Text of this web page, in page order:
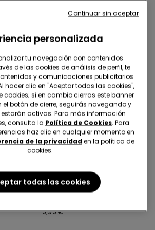
Efecto reductor
Braguita Alta Moldeadora
9,99 €
personalizada
tu navegación con contenidos
de las cookies de análisis de perfil, te
y comunicaciones publicitarios
hacer clic en "Aceptar todas las cookies",
cookies; si en cambio cierras este banner
botón de cierre, seguirás navegando y
activas. Para más información
consulta la Política de Cookies. Para
haz clic en cualquier momento en
de la privacidad en la política de
cookies.
todas las cookies
Continuar sin aceptar